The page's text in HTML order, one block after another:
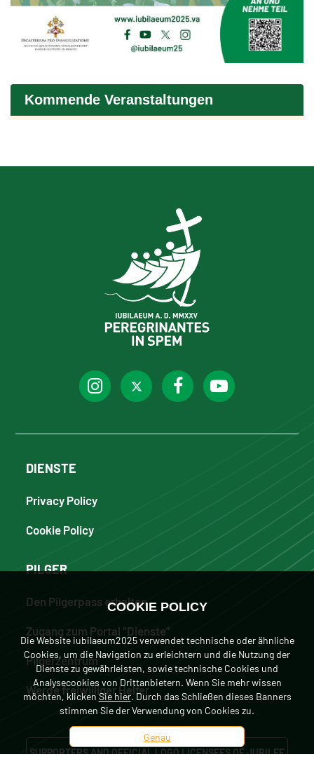
Kommende Veranstaltungen
DIENSTE
Privacy Policy
Cookie Policy
PILGER
Den Pilgerpass erhalten
Zugang zum Portal “Dienste”
Pilgerzentrum
Werde freiwilliger Helfer
SUPPORTERS AND OFFICIAL LOGO LICENSEES OF JUBILEE
COOKIE POLICY
Die Website iubilaeum2025 verwendet technische oder ähnliche
Cookies, um die Navigation zu erleichtern und die Nutzung der
Dienste zu gewährleisten, sowie technische Cookies und
Analysecookies von Drittanbietern. Wenn Sie mehr wissen
möchten, klickenSie hier. Durch das Schließen dieses Banners
stimmen Sie der Verwendung von Cookies zu.
Genau